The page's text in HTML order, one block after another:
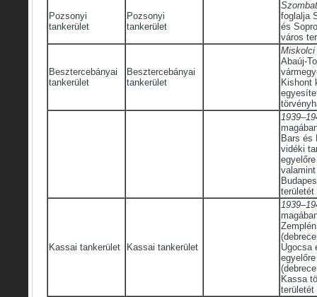
Pozsonyi
tankerület
Pozsonyi
tankerület
foglalja
és
város
Besztercebányai
tankerület
Besztercebányai
tankerület
Miskolci
Abaúj-
Kishont
Bars és
vidéki
területét
Kassai tankerület Kassai tankerület
Ugocsa
Kassa
területét